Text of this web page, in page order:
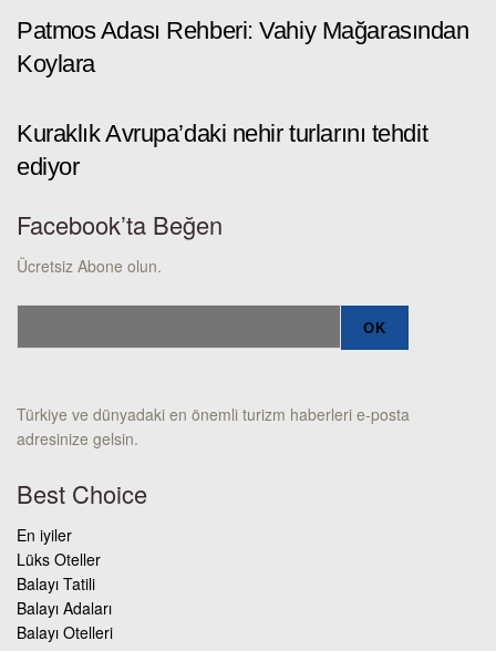
Patmos Adası Rehberi: Vahiy Mağarasından
Koylara
Kuraklık Avrupa’daki nehir turlarını tehdit
ediyor
Facebook’ta Beğen
Ücretsiz Abone olun.
Türkiye ve dünyadaki en önemli turizm haberleri e-posta
adresinize gelsin.
Best Choice
En iyiler
Lüks Oteller
Balayı Tatili
Balayı Adaları
Balayı Otelleri